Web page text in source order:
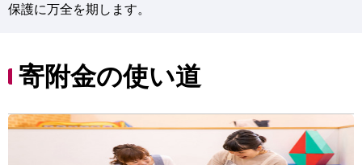
保護に万全を期します。
寄附金の使い道